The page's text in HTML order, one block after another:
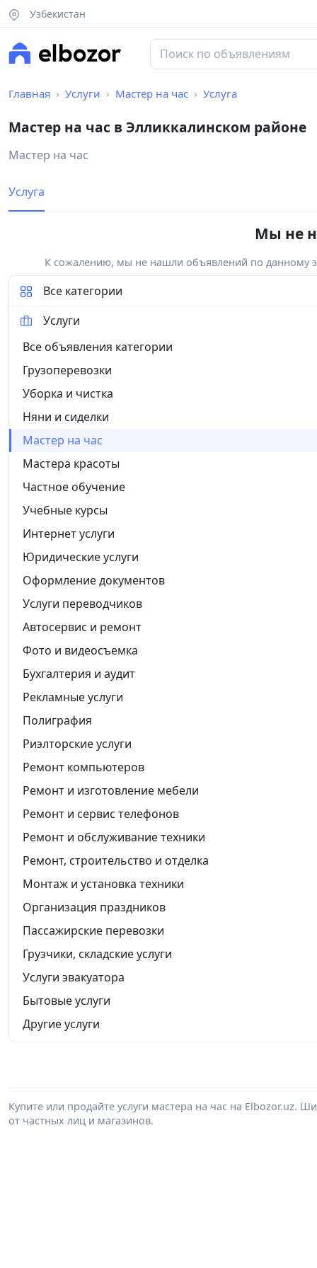
Узбекистан
Главная Услуги Мастер на час Услуга
Мастер на час в Элликкалинском районе
Мастер на час
Услуга
Мы не
К сожалению, мы не нашли объявлений по данному
Все категории
Услуги
Все объявления категории
Грузоперевозки
Уборка и чистка
Няни и сиделки
Мастер на час
Мастера красоты
Частное обучение
Учебные курсы
Интернет услуги
Юридические услуги
Оформление документов
Услуги переводчиков
Автосервис и ремонт
Фото и видеосъемка
Бухгалтерия и аудит
Рекламные услуги
Полиграфия
Риэлторские услуги
Ремонт компьютеров
Ремонт и изготовление мебели
Ремонт и сервис телефонов
Ремонт и обслуживание техники
Ремонт, строительство и отделка
Монтаж и установка техники
Организация праздников
Пассажирские перевозки
Грузчики, складские услуги
Услуги эвакуатора
Бытовые услуги
Другие услуги
Купите или продайте услуги мастера на час на Elbozor.uz.
от частных лиц и магазинов.